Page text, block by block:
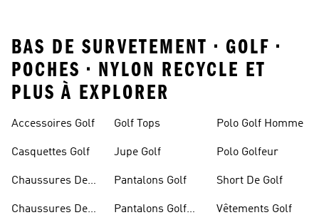
BAS DE SURVETEMENT • GOLF •
POCHES • NYLON RECYCLE ET
PLUS À EXPLORER
Accessoires Golf
Casquettes Golf
Chaussures De
Chaussures De
Golf Tops
Jupe Golf
Pantalons Golf
Pantalons Golf
Polo Golf Homme
Polo Golfeur
Short De Golf
Vêtements Golf